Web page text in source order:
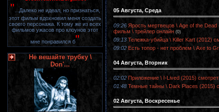
" ...Далеко не идеал, но признаться,
этот фильм вдохновил меня создать
своего персонажа. К тому же из всех
фильмов ужасов про клоунов этот
мне понравился б"
Не вешайте трубку \
Don'...
05 Августа, Среда
09:26 Ярость мертвецов \ Age of the
фильм \ трейлер онлайн (0)
09:13 Тележка-убийца \ Killer Kart (2012)
09:02 Есть топор - нет проблем \ Axe to
04 Августа, Вторник
02:02 Приложение \ I-Lived (2015)
01:48 Темные тайны \ Dark Places (2015)
02 Августа, Воскресенье